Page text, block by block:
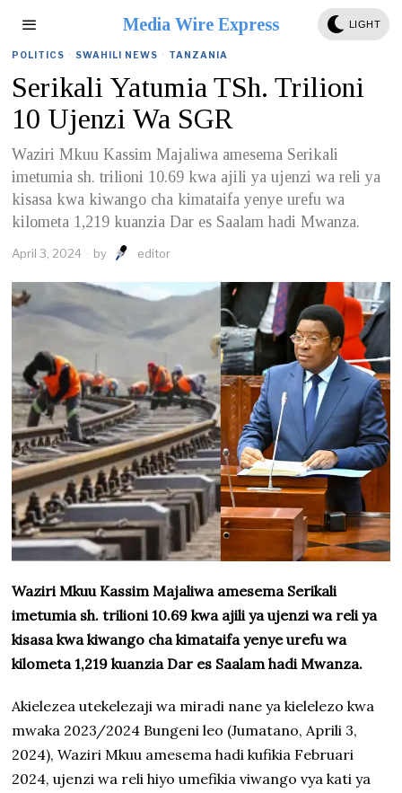
Media Wire Express LIGHT
POLITICS · SWAHILI NEWS · TANZANIA
Serikali Yatumia TSh. Trilioni
10 Ujenzi Wa SGR
Waziri Mkuu Kassim Majaliwa amesema Serikali
imetumia sh. trilioni 10.69 kwa ajili ya ujenzi wa reli ya
kisasa kwa kiwango cha kimataifa yenye urefu wa
kilometa 1,219 kuanzia Dar es Saalam hadi Mwanza.
April 3, 2024 by editor
Waziri Mkuu Kassim Majaliwa amesema Serikali
imetumia sh. trilioni 10.69 kwa ajili ya ujenzi wa reli ya
kisasa kwa kiwango cha kimataifa yenye urefu wa
kilometa 1,219 kuanzia Dar es Saalam hadi Mwanza.
Akielezea utekelezaji wa miradi nane ya kielelezo kwa
mwaka 2023/2024 Bungeni leo (Jumatano, Aprili 3,
2024), Waziri Mkuu amesema hadi kufikia Februari
2024, ujenzi wa reli hiyo umefikia viwango vya kati ya